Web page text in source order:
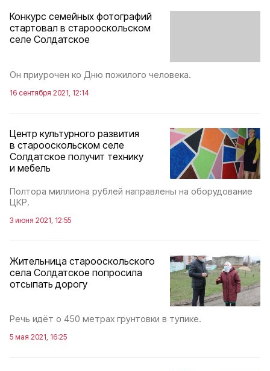
Конкурс семейных фотографий
стартовал в старооскольском
селе Солдатское
Он приурочен ко Дню пожилого человека.
16 сентября 2021, 12:14
Центр культурного развития
в старооскольском селе
Солдатское получит технику
и мебель
Полтора миллиона рублей направлены на оборудование
ЦКР.
3 июня 2021, 12:55
Жительница старооскольского
села Солдатское попросила
отсыпать дорогу
Речь идёт о 450 метрах грунтовки в тупике.
5 мая 2021, 16:25